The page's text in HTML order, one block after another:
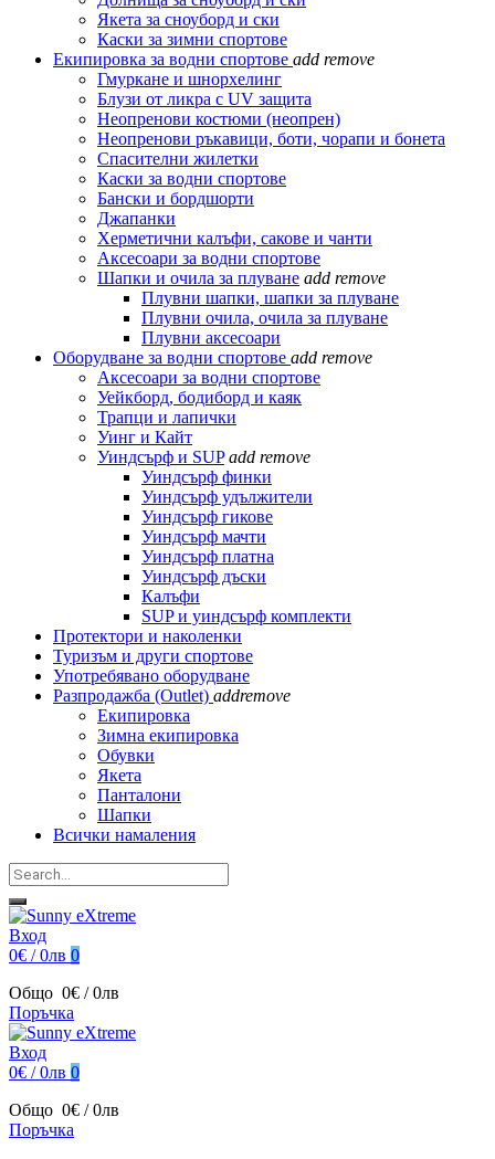
Якета за сноуборд и ски
Каски за зимни спортове
Екипировка за водни спортове add remove
Гмуркане и шнорхелинг
Блузи от ликра с UV защита
Неопренови костюми (неопрен)
Неопренови ръкавици, боти, чорапи и бонета
Спасителни жилетки
Каски за водни спортове
Бански и бордшорти
Джапанки
Херметични калъфи, сакове и чанти
Аксесоари за водни спортове
Шапки и очила за плуване add remove
Плувни шапки, шапки за плуване
Плувни очила, очила за плуване
Плувни аксесоари
Оборудване за водни спортове add remove
Аксесоари за водни спортове
Уейкборд, бодиборд и каяк
Трапци и лапички
Уинг и Кайт
Уиндсърф и SUP add remove
Уиндсърф финки
Уиндсърф удължители
Уиндсърф гикове
Уиндсърф мачти
Уиндсърф платна
Уиндсърф дъски
Калъфи
SUP и уиндсърф комплекти
Протектори и наколенки
Туризъм и други спортове
Употребявано оборудване
Разпродажба (Outlet) addremove
Екипировка
Зимна екипировка
Обувки
Якета
Панталони
Шапки
Всички намаления
Вход
0€ / 0лв 0
Общо 0€ / 0лв
Поръчка
Вход
0€ / 0лв 0
Общо 0€ / 0лв
Поръчка